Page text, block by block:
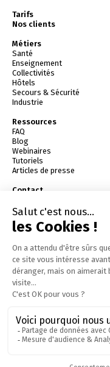
Tarifs
Nos clients
Métiers
Santé
Enseignement
Collectivités
Hôtels
Secours & Sécurité
Industrie
Ressources
FAQ
Blog
Webinaires
Tutoriels
Articles de presse
Contact
04 79 61 81 90
Demander une démo
Devenir partenaire
Télécharger l'application
Dossier de presse (PDF)
Livres Blancs (PDF)
Tester vos connaissances
Suivez-nous